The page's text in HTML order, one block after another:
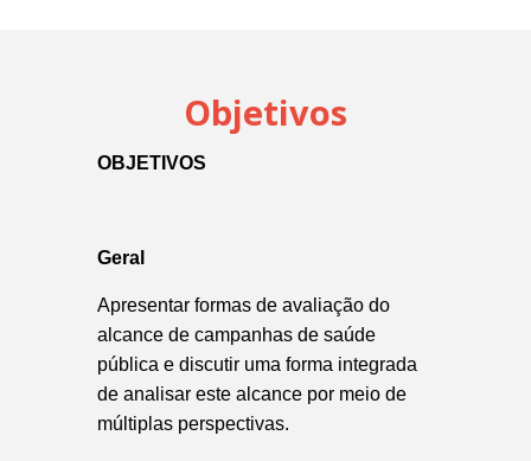
Objetivos
OBJETIVOS
Geral
Apresentar formas de avaliação do
alcance de campanhas de saúde
pública e discutir uma forma integrada
de analisar este alcance por meio de
múltiplas perspectivas.